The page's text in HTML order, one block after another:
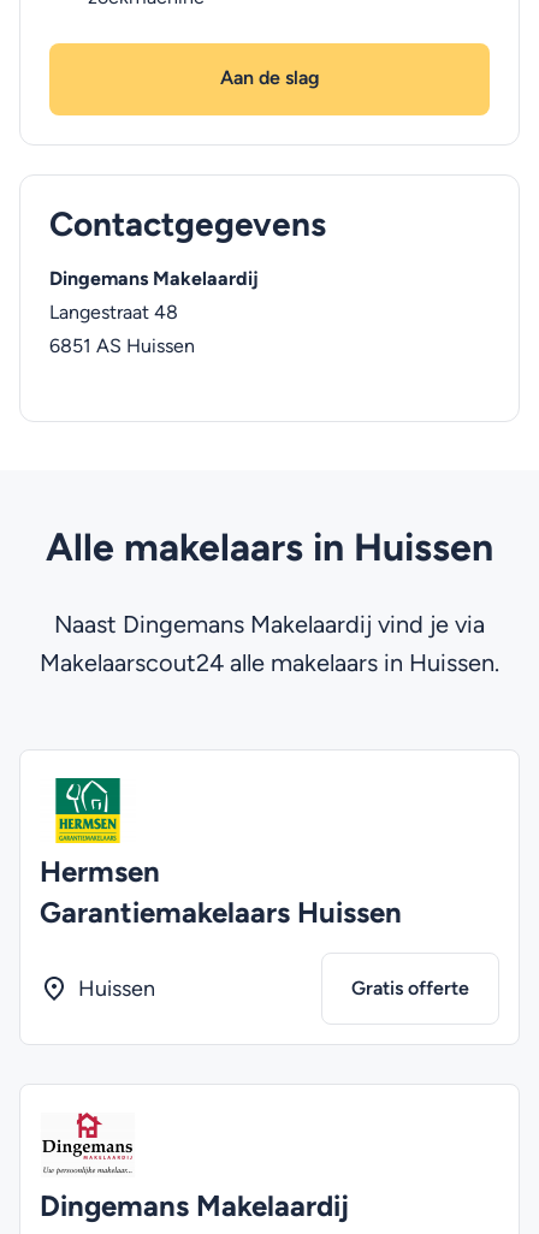
Aan de slag
Contactgegevens
Dingemans Makelaardij
Langestraat 48
6851 AS Huissen
Alle makelaars in Huissen
Naast Dingemans Makelaardij vind je via
Makelaarscout24 alle makelaars in Huissen.
Hermsen
Garantiemakelaars Huissen
Huissen Gratis offerte
Dingemans Makelaardij